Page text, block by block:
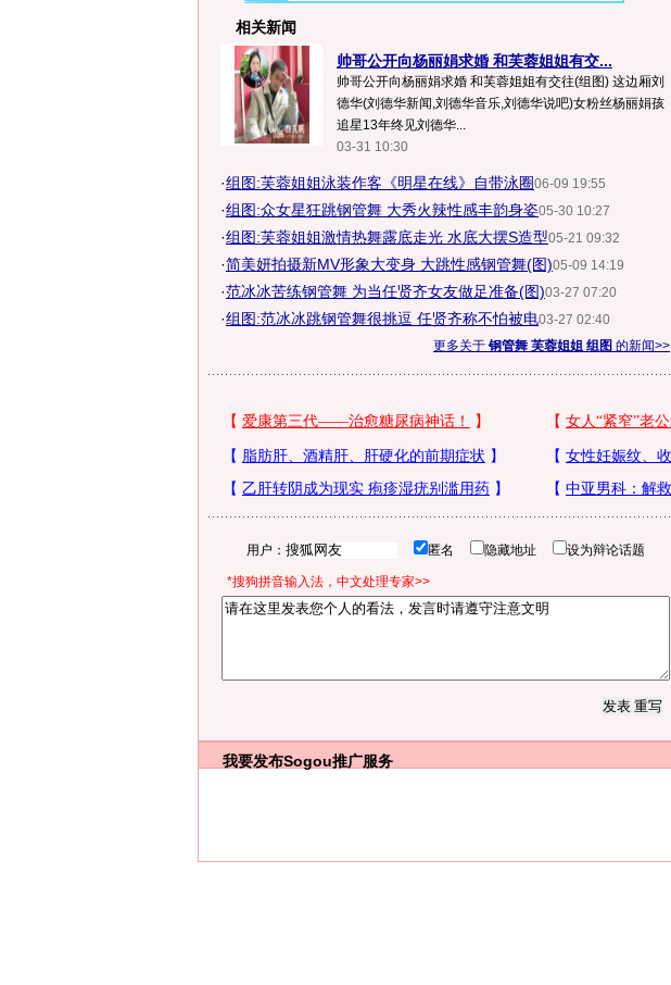
相关新闻
帅哥公开向杨丽娟求婚 和芙蓉姐姐有交...
帅哥公开向杨丽娟求婚 和芙蓉姐姐有交往(组图) 这边厢刘
德华(刘德华新闻,刘德华音乐,刘德华说吧)女粉丝杨丽娟孩
追星13年终见刘德华...
03-31 10:30
·组图:芙蓉姐姐泳装作客《明星在线》自带泳圈06-09 19:55
·组图:众女星狂跳钢管舞 大秀火辣性感丰韵身姿05-30 10:27
·组图:芙蓉姐姐激情热舞露底走光 水底大摆S造型05-21 09:32
·简美妍拍摄新MV形象大变身 大跳性感钢管舞(图)05-09 14:19
·范冰冰苦练钢管舞 为当任贤齐女友做足准备(图)03-27 07:20
·组图:范冰冰跳钢管舞很挑逗 任贤齐称不怕被电03-27 02:40
更多关于 钢管舞 芙蓉姐姐 组图 的新闻>>
用户： 匿名 隐藏地址 设为辩论话题
*搜狗拼音输入法，中文处理专家>>
我要发布Sogou推广服务